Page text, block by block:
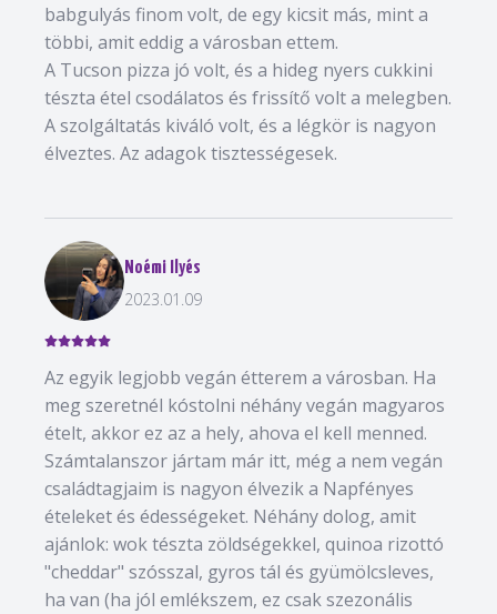
babgulyás finom volt, de egy kicsit más, mint a
többi, amit eddig a városban ettem.
A Tucson pizza jó volt, és a hideg nyers cukkini
tészta étel csodálatos és frissítő volt a melegben.
A szolgáltatás kiváló volt, és a légkör is nagyon
élveztes. Az adagok tisztességesek.
Noémi Ilyés
2023.01.09
Az egyik legjobb vegán étterem a városban. Ha
meg szeretnél kóstolni néhány vegán magyaros
ételt, akkor ez az a hely, ahova el kell menned.
Számtalanszor jártam már itt, még a nem vegán
családtagjaim is nagyon élvezik a Napfényes
ételeket és édességeket. Néhány dolog, amit
ajánlok: wok tészta zöldségekkel, quinoa rizottó
"cheddar" szósszal, gyros tál és gyümölcsleves,
ha van (ha jól emlékszem, ez csak szezonális